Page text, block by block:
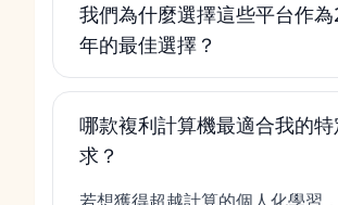
我們為什麼選擇這些平台作
年的最佳選擇？
哪款複利計算機最適合我的
求？